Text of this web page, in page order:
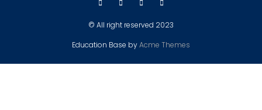
© All right reserved 2023
Education Base byAcme Themes